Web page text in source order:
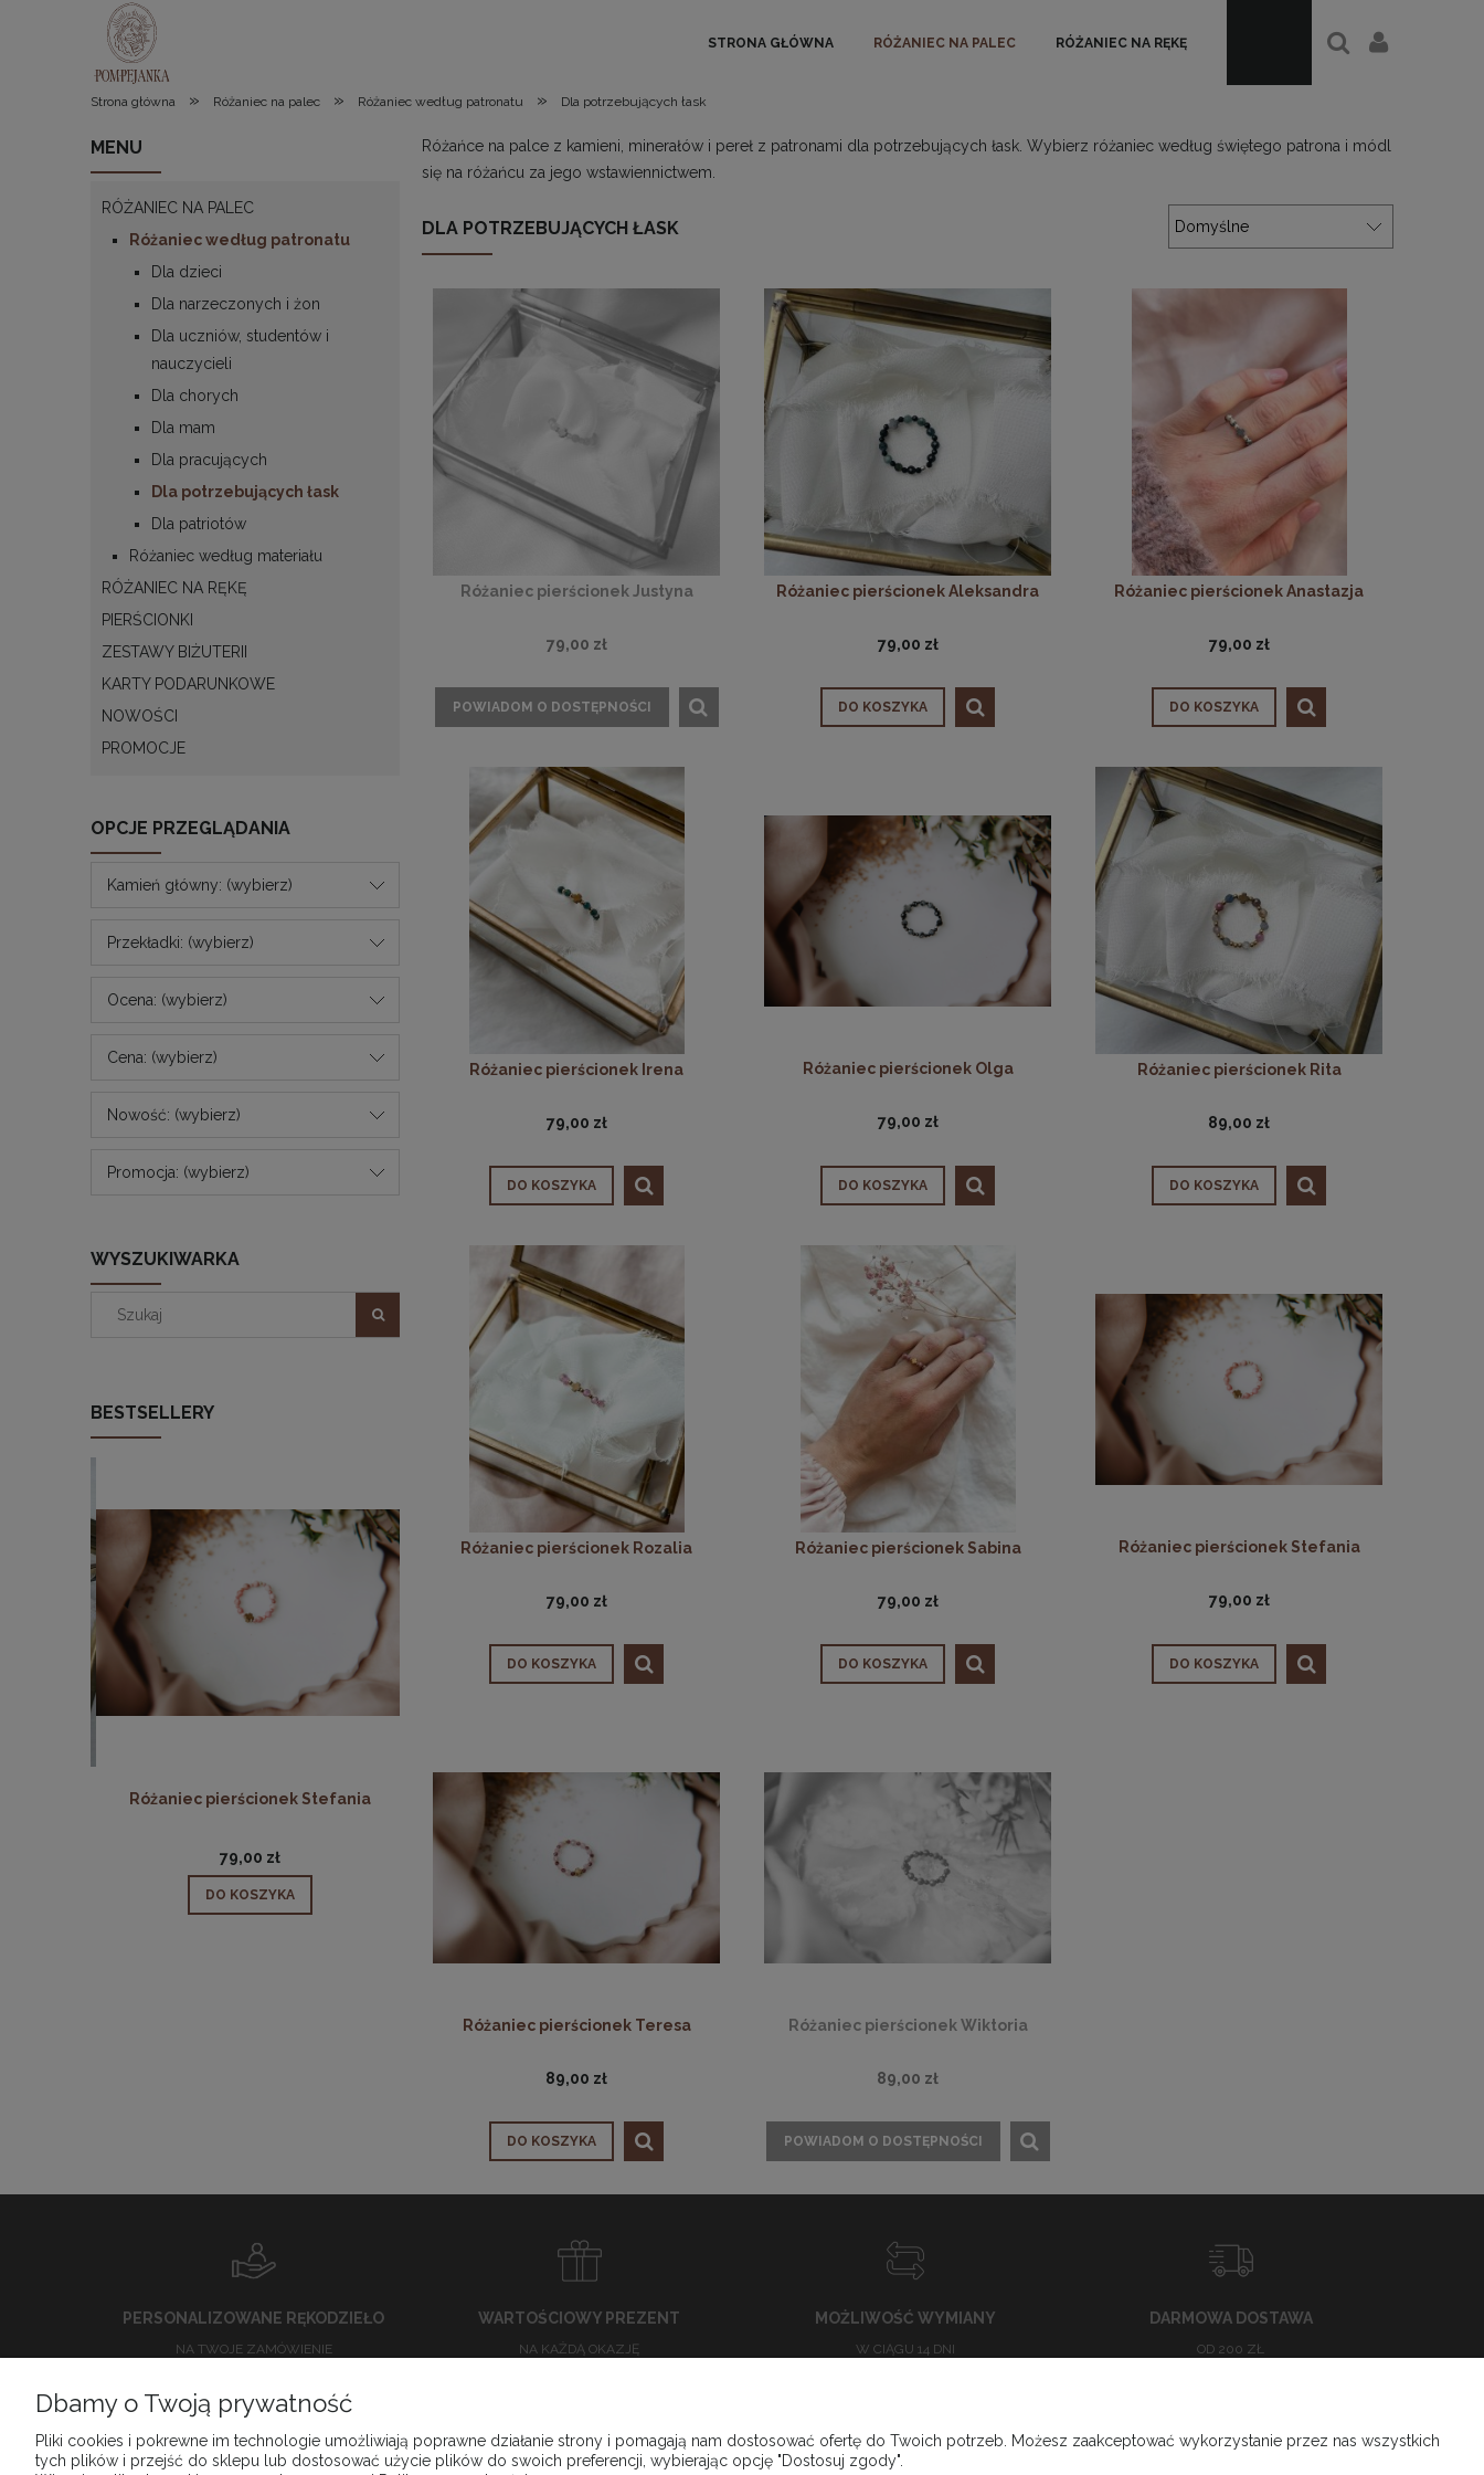
STRONA GŁÓWNA RÓŻANIEC NA PALEC RÓŻANIEC NA RĘKĘ
Strona główna » Różaniec na palec » Różaniec według patronatu » Dla potrzebujących łask
MENU
RÓŻANIEC NA PALEC
Różaniec według patronatu
Dla dzieci
Dla narzeczonych i żon
Dla uczniów, studentów i
nauczycieli
Dla chorych
Dla mam
Dla pracujących
Dla potrzebujących łask
Dla patriotów
Różaniec według materiału
RÓŻANIEC NA RĘKĘ
PIERŚCIONKI
ZESTAWY BIŻUTERII
KARTY PODARUNKOWE
NOWOŚCI
PROMOCJE
OPCJE PRZEGLĄDANIA
Kamień główny: (wybierz)
Przekładki: (wybierz)
Ocena: (wybierz)
Cena: (wybierz)
Nowość: (wybierz)
Promocja: (wybierz)
WYSZUKIWARKA
BESTSELLERY
Różaniec pierścionek Stefania
79,00 zł
DO KOSZYKA
Różaniec pierścionek Helena
89,00 zł
Różańce na palce z kamieni, minerałów i pereł z patronami dla potrzebujących łask. Wybierz różaniec według świętego patrona i módl
się na różańcu za jego wstawiennictwem.
DLA POTRZEBUJĄCYCH ŁASK
Różaniec pierścionek Justyna
79,00 zł
POWIADOM O DOSTĘPNOŚCI
Różaniec pierścionek Aleksandra
79,00 zł
DO KOSZYKA
Różaniec pierścionek Anastazja
79,00 zł
DO KOSZYKA
Różaniec pierścionek Irena
79,00 zł
DO KOSZYKA
Różaniec pierścionek Olga
79,00 zł
DO KOSZYKA
Różaniec pierścionek Rita
89,00 zł
DO KOSZYKA
Różaniec pierścionek Rozalia
79,00 zł
DO KOSZYKA
Różaniec pierścionek Sabina
79,00 zł
DO KOSZYKA
Różaniec pierścionek Stefania
79,00 zł
DO KOSZYKA
Różaniec pierścionek Teresa
89,00 zł
DO KOSZYKA
Różaniec pierścionek Wiktoria
89,00 zł
POWIADOM O DOSTĘPNOŚCI
PERSONALIZOWANE RĘKODZIEŁO
NA TWOJE ZAMÓWIENIE
WARTOŚCIOWY PREZENT
NA KAŻDĄ OKAZJĘ
MOŻLIWOŚĆ WYMIANY
W CIĄGU 14 DNI
DARMOWA DOSTAWA
OD 200 ZŁ
FIRMA ZAKUPY
Dbamy o Twoją prywatność
Pliki cookies i pokrewne im technologie umożliwiają poprawne działanie strony i pomagają nam dostosować ofertę do Twoich potrzeb. Możesz zaakceptować wykorzystanie przez nas wszystkich
tych plików i przejść do sklepu lub dostosować użycie plików do swoich preferencji, wybierając opcję "Dostosuj zgody".